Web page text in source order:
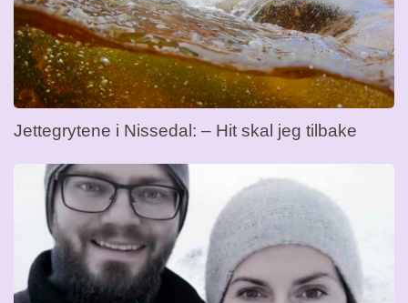
Jettegrytene i Nissedal: – Hit skal jeg tilbake